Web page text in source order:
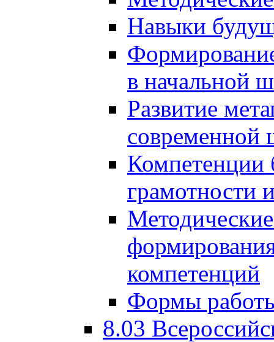
Навыки
в начальной
Развитие
современной
Компетенции
грамотности
компетенций
Формы
8.03